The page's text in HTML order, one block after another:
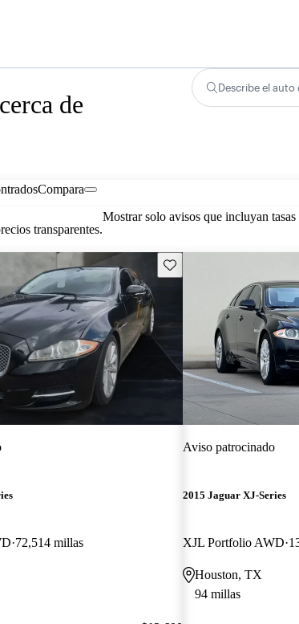
de
Describe el auto
Compara
transparentes.
Mostrar solo avisos que incluyan
Guarda este Aviso
72,514 millas
Aviso patrocinado
2015 Jaguar XJ-Series
XJL Portfolio AWD
Houston, TX
94 millas